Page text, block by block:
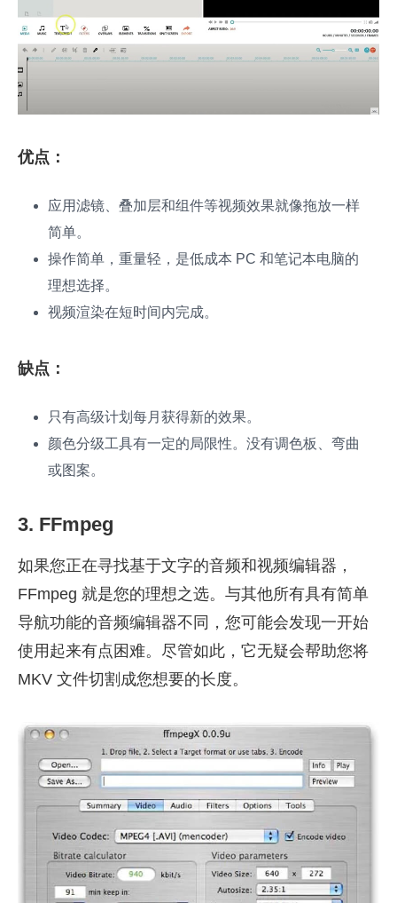
优点：
应用滤镜、叠加层和组件等视频效果就像拖放一样
简单。
操作简单，重量轻，是低成本 PC 和笔记本电脑的
理想选择。
视频渲染在短时间内完成。
缺点：
只有高级计划每月获得新的效果。
颜色分级工具有一定的局限性。没有调色板、弯曲
或图案。
3. FFmpeg
如果您正在寻找基于文字的音频和视频编辑器，
FFmpeg 就是您的理想之选。与其他所有具有简单
导航功能的音频编辑器不同，您可能会发现一开始
使用起来有点困难。尽管如此，它无疑会帮助您将
MKV 文件切割成您想要的长度。